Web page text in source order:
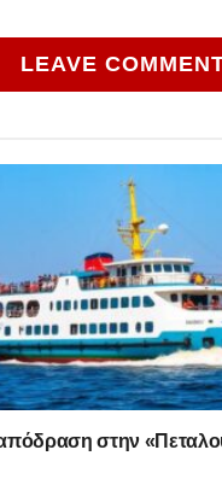
LEAVE
στην